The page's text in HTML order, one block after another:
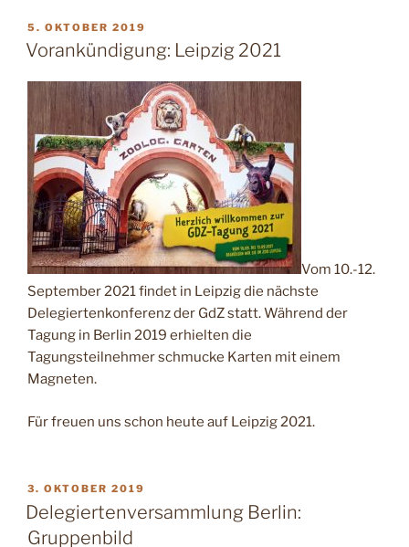
VERÖFFENTLICHT
AM
5. OKTOBER 2019
Vorankündigung: Leipzig 2021
Vom 10.-12.
September 2021 findet in Leipzig die nächste
Delegiertenkonferenz der GdZ statt. Während der
Tagung in Berlin 2019 erhielten die
Tagungsteilnehmer schmucke Karten mit einem
Magneten.
Für freuen uns schon heute auf Leipzig 2021.
VERÖFFENTLICHT
AM
3. OKTOBER 2019
Delegiertenversammlung Berlin:
Gruppenbild